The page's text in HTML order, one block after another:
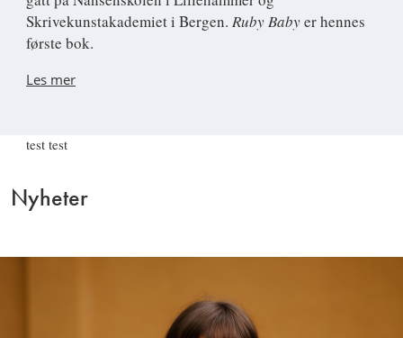
Skrivekunstakademiet i Bergen. Ruby Babyer hennes
første bok.
Les mer
test test
Nyheter